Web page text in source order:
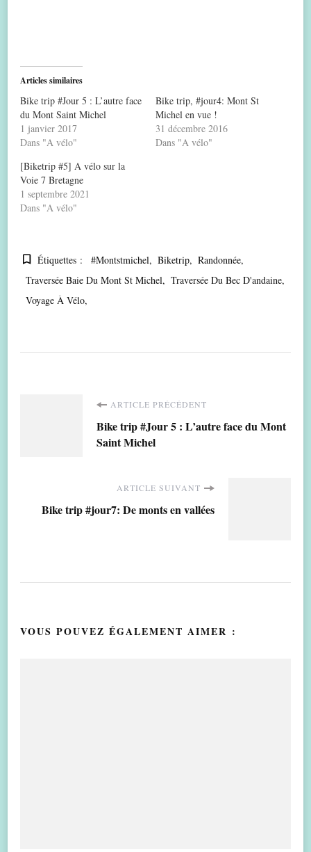
Articles similaires
Bike trip #Jour 5 : L’autre face
du Mont Saint Michel
1 janvier 2017
Dans "A vélo"
Bike trip, #jour4: Mont St
Michel en vue !
31 décembre 2016
Dans "A vélo"
[Biketrip #5] A vélo sur la
Voie 7 Bretagne
1 septembre 2021
Dans "A vélo"
Étiquettes : #montstmichel Biketrip
Randonnée
Traversée Baie Du Mont St Michel
Traversée Du Bec D'andaine
Voyage À Vélo
Navigation
d'article
ARTICLE PRÉCÉDENT
Bike trip #Jour 5 : L’autre face du Mont
Saint Michel
ARTICLE SUIVANT
Bike trip #jour7: De monts en vallées
VOUS POUVEZ ÉGALEMENT AIMER :